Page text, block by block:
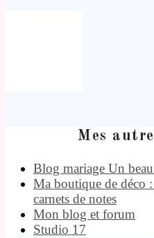
Mes
Blog mariage Un
Ma boutique de déco
carnets de notes
Mon blog et forum
Studio 17